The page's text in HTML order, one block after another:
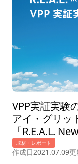
取材・レポート
作成日2021.07.09更
VPP実証実験
アイ・グリッ
「R.E.A.L.